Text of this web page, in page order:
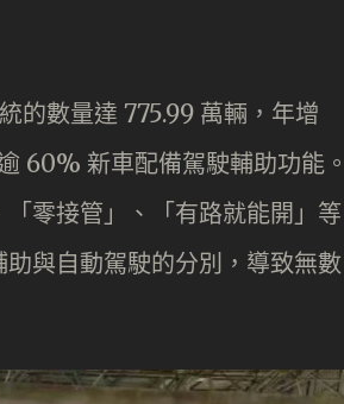
的數量達 775.99 萬輛，年增
60% 新車配備駕駛輔助功能。
零接管」、「有路就能開」等
與自動駕駛的分別，導致無數